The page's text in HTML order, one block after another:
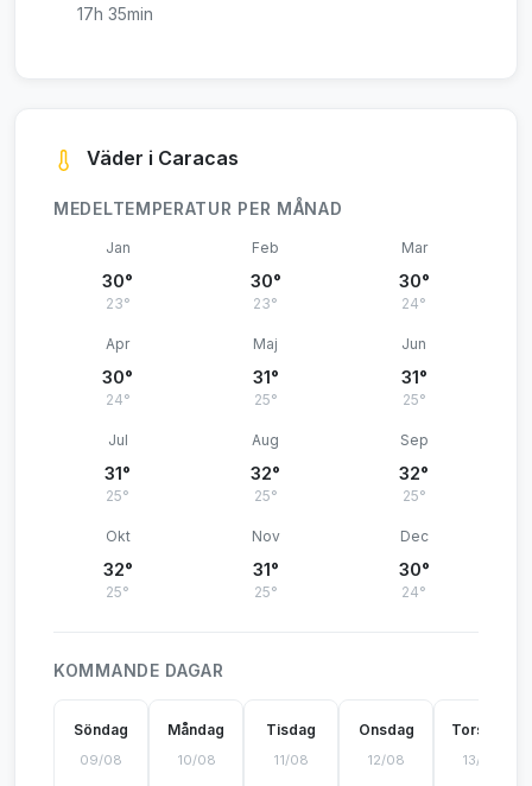
17h 35min
Väder i Caracas
MEDELTEMPERATUR PER MÅNAD
Jan
30°
23°
Feb
30°
23°
Mar
30°
24°
Apr
30°
24°
Maj
31°
25°
Jun
31°
25°
Jul
31°
25°
Aug
32°
25°
Sep
32°
25°
Okt
32°
25°
Nov
31°
25°
Dec
30°
24°
KOMMANDE DAGAR
Söndag
09/08
Måndag
10/08
Tisdag
11/08
Onsdag
12/08
Torsdag
13/08